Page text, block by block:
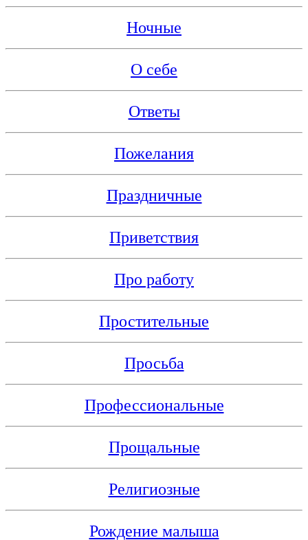
Ночные
О себе
Ответы
Пожелания
Праздничные
Приветствия
Про работу
Простительные
Просьба
Профессиональные
Прощальные
Религиозные
Рождение малыша